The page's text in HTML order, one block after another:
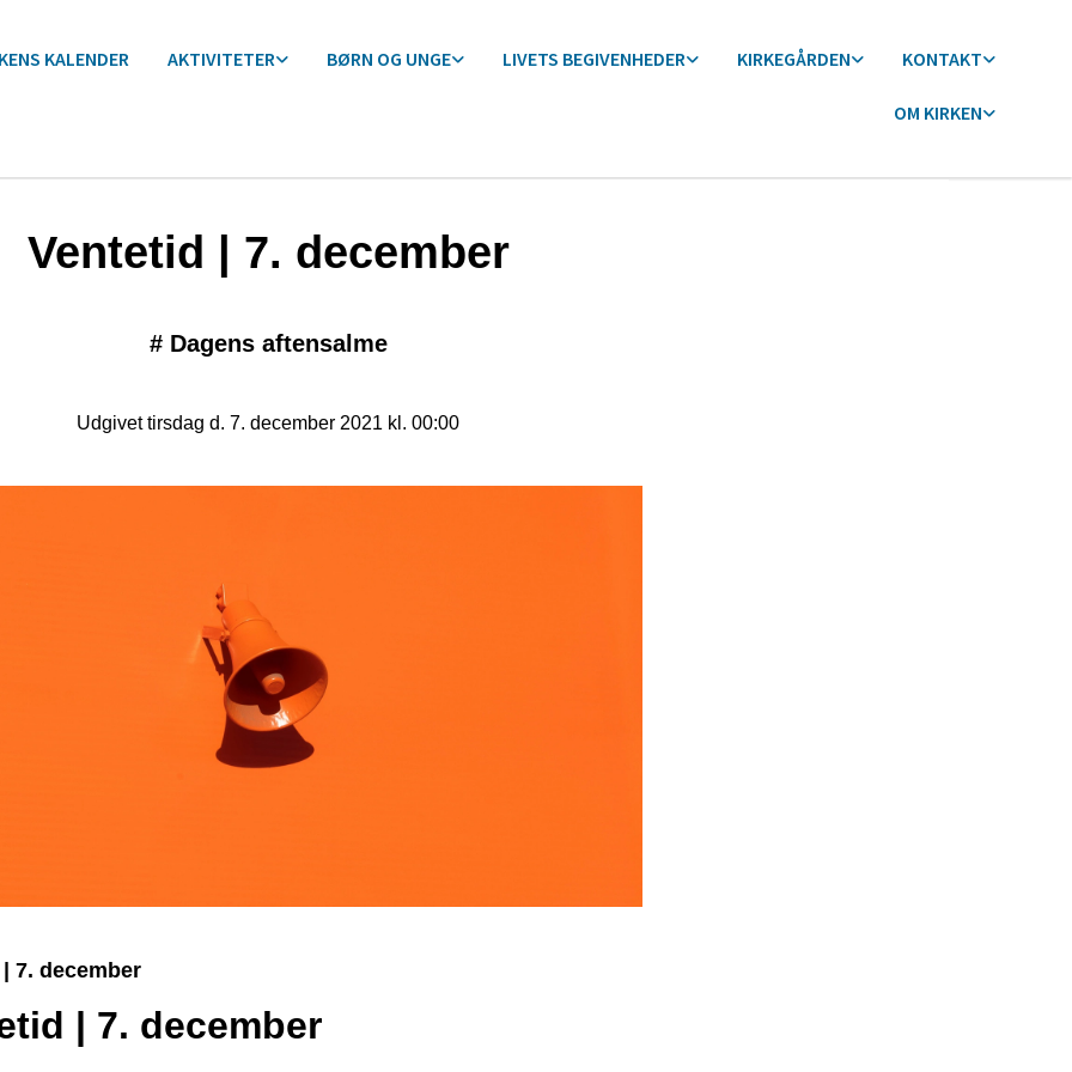
KALENDER AKTIVITETER BØRN OG UNGE LIVETS BEGIVENHEDER KIRKEGÅRDEN KONTAKT
OM KIRKEN
Ventetid | 7. december
# Dagens aftensalme
Udgivet tirsdag d. 7. december 2021 kl. 00:00
7. december
| 7. december